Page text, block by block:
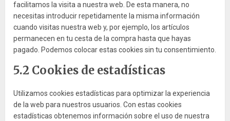
facilitamos la visita a nuestra web. De esta manera, no
necesitas introducir repetidamente la misma información
cuando visitas nuestra web y, por ejemplo, los artículos
permanecen en tu cesta de la compra hasta que hayas
pagado. Podemos colocar estas cookies sin tu consentimiento.
5.2 Cookies de estadísticas
Utilizamos cookies estadísticas para optimizar la experiencia
de la web para nuestros usuarios. Con estas cookies
estadísticas obtenemos información sobre el uso de nuestra